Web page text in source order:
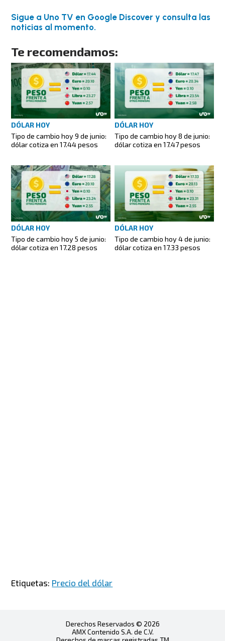
Sigue a Uno TV en Google Discover y consulta las
noticias al momento.
Te recomendamos:
DÓLAR HOY
Tipo de cambio hoy 9 de junio:
dólar cotiza en 17.44 pesos
DÓLAR HOY
Tipo de cambio hoy 8 de junio:
dólar cotiza en 17.47 pesos
DÓLAR HOY
Tipo de cambio hoy 5 de junio:
dólar cotiza en 17.28 pesos
DÓLAR HOY
Tipo de cambio hoy 4 de junio:
dólar cotiza en 17.33 pesos
Etiquetas: Precio del dólar
Derechos Reservados © 2026
AMX Contenido S.A. de C.V.